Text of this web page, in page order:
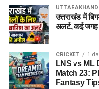
UTTARAKHAND
उत्तराखंड में
अलर्ट, कई जगह
CRICKET 1
LNS vs ML
Match 23:
Fantasy